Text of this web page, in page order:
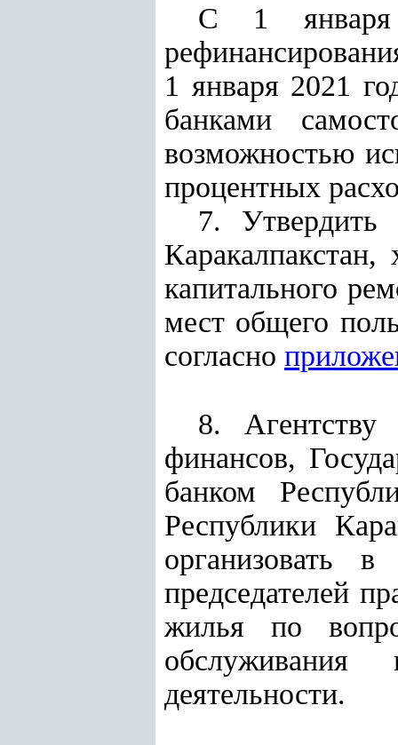
С 1 января
1 января 2021
банками
возможностью
процентных
7. Утвердить
капитального
мест общего
согласно
8. Агентству
финансов,
банком
Республики
организовать
председателей
жилья по
обслуживания
деятельности.